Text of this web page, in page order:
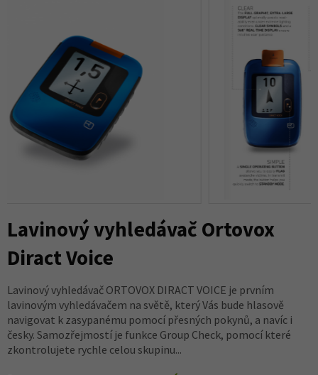
Lavinový vyhledávač Ortovox
Diract Voice
Lavinový vyhledávač ORTOVOX DIRACT VOICE je prvním
lavinovým vyhledávačem na světě, který Vás bude hlasově
navigovat k zasypanému pomocí přesných pokynů, a navíc i
česky. Samozřejmostí je funkce Group Check, pomocí které
zkontrolujete rychle celou skupinu...